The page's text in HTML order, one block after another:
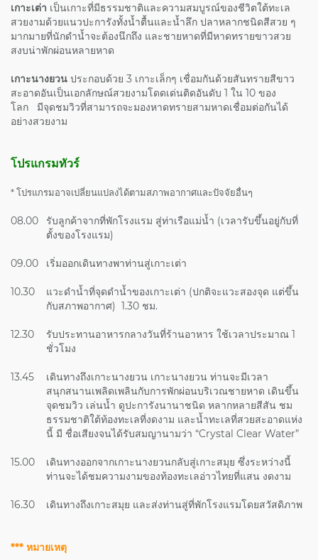
เกาะเต่า เป็นเกาะที่มีธรรมชาติและความสมบูรณ์ของชีวิตใต้ทะเล
สวยงามด้วยแนวปะการังทั้งน้ำตื้นและน้ำลึก ปลาหลากชนิดสีสวย ๆ
มากมายที่นักดำน้ำจะต้องนึกถึง และชายหาดที่มีหาดทรายขาวสวย
สงบน่าพักผ่อนหลายหาด
เกาะนางยวน ประกอบด้วย 3 เกาะเล็กๆ เชื่อมกันด้วยสันทรายสีขาว
สะอาดอันเป็นเอกลักษณ์สวยงามโดดเด่นติดอันดับ 1 ใน 10 ของ
โลก มีจุดชมวิวที่สามารถจะมองหาดทรายสามหาดเชื่อมต่อกันได้
อย่างสวยงาม
โปรแกรมทัวร์
* โปรแกรมอาจเปลี่ยนแปลงได้ตามสภาพอากาศและปัจจัยอื่นๆ
08.00
รับลูกค้าจากที่พักโรงแรม สู่ท่าเรือแม่น้ำ (เวลารับขึ้นอยู่กับที่
ตั้งของโรงแรม)
09.00 เริ่มออกเดินทางพาท่านสู่เกาะเต่า
10.30
แวะดำน้ำที่จุดดำน้ำของเกาะเต่า (ปกติจะแวะสองจุด แต่ขึ้น
กับสภาพอากาศ) 1.30 ชม.
12.30
รับประทานอาหารกลางวันที่ร้านอาหาร ใช้เวลาประมาณ 1
ชั่วโมง
13.45
เดินทางถึงเกาะนางยวน เกาะนางยวน ท่านจะมีเวลา
สนุกสนานเพลิดเพลินกับการพักผ่อนบริเวณชายหาด เดินขึ้น
จุดชมวิว เล่นน้ำ ดูปะการังนานาชนิด หลากหลายสีสัน ชม
ธรรมชาติใต้ท้องทะเลที่งดงาม และน้ำทะเลที่สวยสะอาดแห่ง
นี้ มี ชื่อเสียงจนได้รับสมญานามว่า “Crystal Clear Water”
15.00
เดินทางออกจากเกาะนางยวนกลับสู่เกาะสมุย ซึ่งระหว่างนี้
ท่านจะได้ชมความงามของท้องทะเลอ่าวไทยที่แสน งดงาม
16.30 เดินทางถึงเกาะสมุย และส่งท่านสู่ที่พักโรงแรมโดยสวัสดิภาพ
*** หมายเหตุ